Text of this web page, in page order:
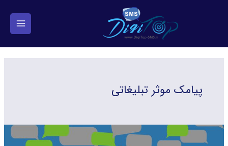
پیامک موثر تبلیغاتی
ویژگی